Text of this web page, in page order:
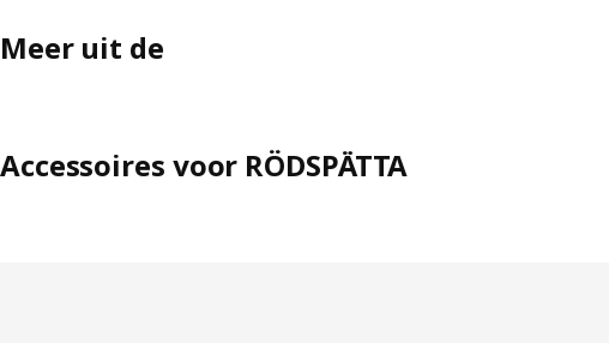
Meer uit de
Accessoires voor RÖDSPÄTTA